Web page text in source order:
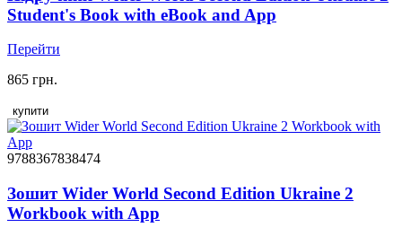
Student's Book with eBook and App
Перейти
865 грн.
купити
9788367838474
Зошит Wider World Second Edition Ukraine 2
Workbook with App